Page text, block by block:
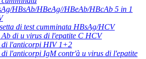
HBsAb/HBeAg//HBeAb/HBcAb 5 in 1
di test cumminata HBsAg/HCV
Ab di u virus di l'epatite C HCV
di l'anticorpi HIV 1+2
di l'anticorpi IgM contr'à u virus di l'epatite